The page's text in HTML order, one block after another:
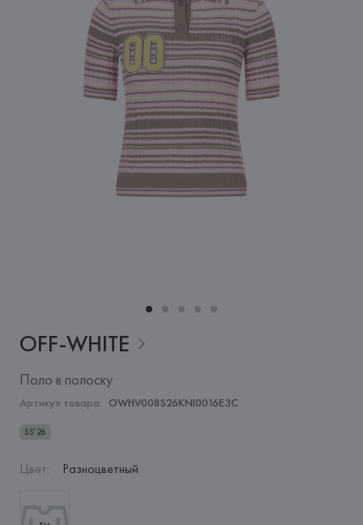
OFF-WHITE
Поло в полоску
Артикул товара: OWHV008S26KNI0016E3C
SS'26
Цвет: Разноцветный